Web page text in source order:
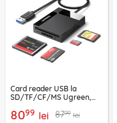
Card reader USB la
SD/TF/CF/MS Ugreen,
8099 lei 8799 lei